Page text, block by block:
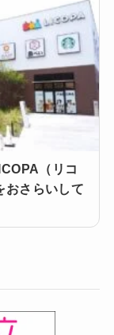
（リコ
おさらいして